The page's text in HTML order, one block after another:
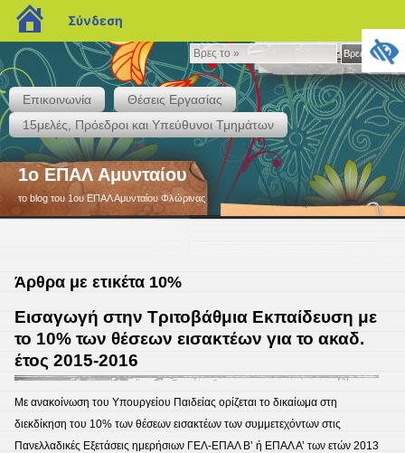
Βρες
το
»
Βρες το »
Επικοινωνία
Θέσεις Εργασίας
15μελές, Πρόεδροι και Υπεύθυνοι Τμημάτων
1ο ΕΠΑΛ Αμυνταίου
το blog του 1ου ΕΠΑΛ Αμυνταίου Φλώρινας
Άρθρα με ετικέτα 10%
Εισαγωγή στην Τριτοβάθμια Εκπαίδευση με
το 10% των θέσεων εισακτέων για το ακαδ.
έτος 2015-2016
Με ανακοίνωση του Υπουργείου Παιδείας ορίζεται το δικαίωμα στη
διεκδίκηση του 10% των θέσεων εισακτέων των συμμετεχόντων στις
Πανελλαδικές Εξετάσεις ημερήσιων ΓΕΛ-ΕΠΑΛ Β’ ή ΕΠΑΛ Α’ των ετών 2013
blogs.sch.gr
Σύνδεση